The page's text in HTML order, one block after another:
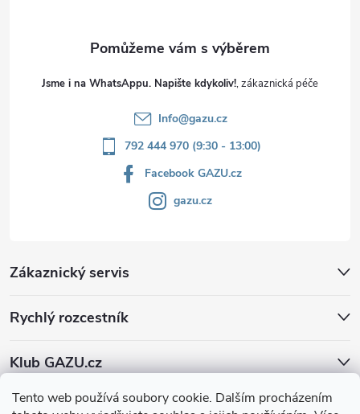
Tento web používá soubory cookie. Dalším procházením
Jsme i na WhatsAppu. Napište kdykoliv!
Info@gazu.cz
792 444 970 (9:30 - 13:00)
Facebook GAZU.cz
gazu.cz
Zákaznický servis
Rychlý rozcestník
Klub GAZU.cz